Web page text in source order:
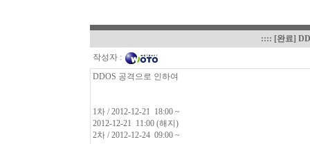
:::: [완료]
작성자 :
DDOS 공격으로 인하여
1차 / 2012-12-21 18:00 ~
2012-12-21 11:00 (해지)
2차 / 2012-12-24 09:00 ~